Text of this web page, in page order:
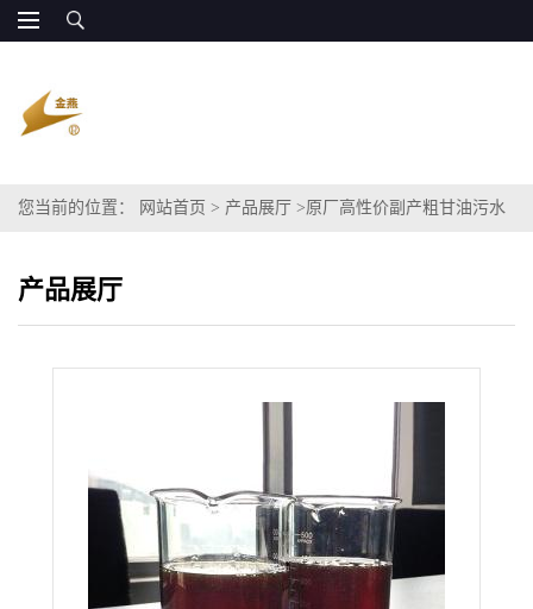
您当前的位置： 网站首页 > 产品展厅 >原厂高性价副产粗甘油污水
产品展厅